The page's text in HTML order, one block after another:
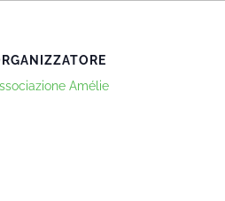
Amélie